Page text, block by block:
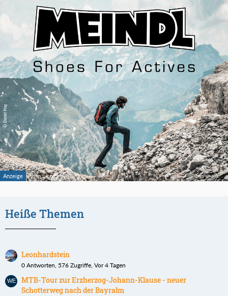
Heiße Themen
Leonhardstein
0 Antworten, 576 Zugriffe, Vor 4 Tagen
MTB-Tour zur Erzherzog-Johann-Klause - neuer
Schotterweg nach der Bayralm